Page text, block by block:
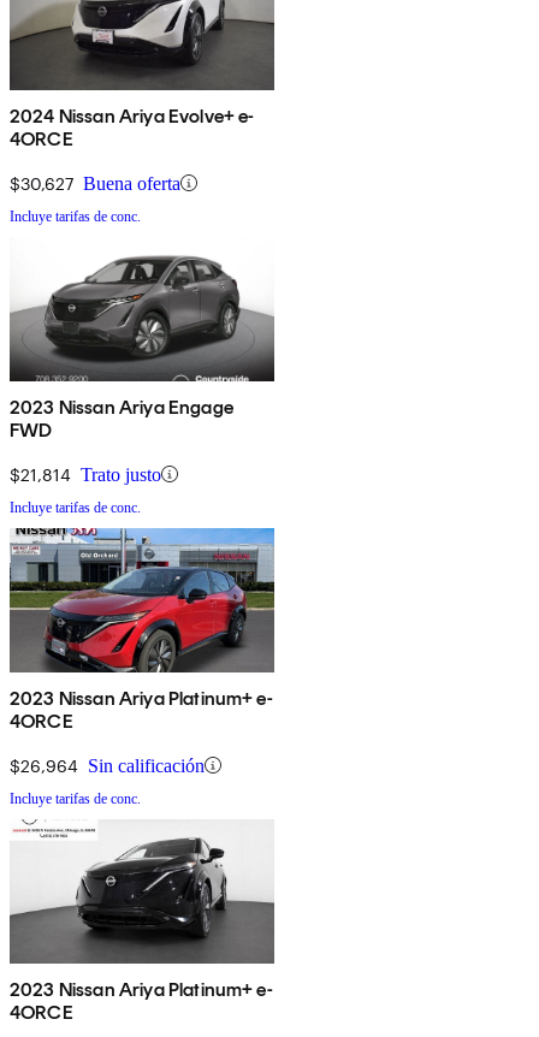
2024 Nissan Ariya Evolve+ e-
4ORCE
$30,627 Buena oferta
Incluye tarifas de conc.
2023 Nissan Ariya Engage
FWD
$21,814 Trato justo
Incluye tarifas de conc.
2023 Nissan Ariya Platinum+ e-
4ORCE
$26,964 Sin calificación
Incluye tarifas de conc.
2023 Nissan Ariya Platinum+ e-
4ORCE